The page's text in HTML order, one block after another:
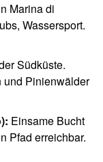
Marina di
Wassersport.
Südküste.
und Pinienwälder
Einsame Bucht
Pfad erreichbar.